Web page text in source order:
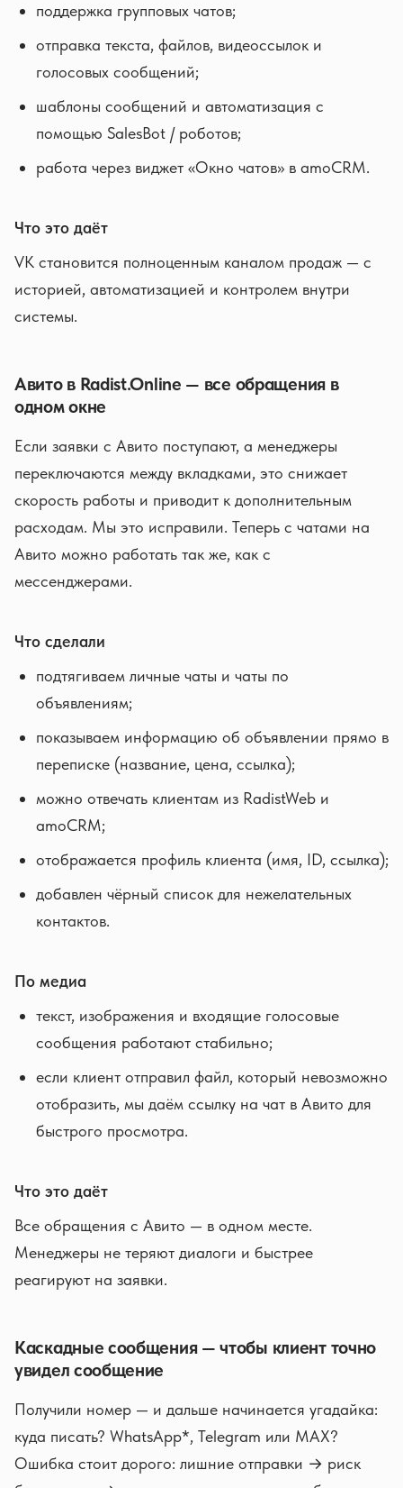
поддержка групповых чатов;
отправка текста, файлов, видеоссылок и
голосовых сообщений;
шаблоны сообщений и автоматизация с
помощью SalesBot / роботов;
работа через виджет «Окно чатов» в amoCRM.
Что это даёт
VK становится полноценным каналом продаж — с
историей, автоматизацией и контролем внутри
системы.
Авито в Radist.Online — все обращения в
одном окне
Если заявки с Авито поступают, а менеджеры
переключаются между вкладками, это снижает
скорость работы и приводит к дополнительным
расходам. Мы это исправили. Теперь с чатами на
Авито можно работать так же, как с
мессенджерами.
Что сделали
подтягиваем личные чаты и чаты по
объявлениям;
показываем информацию об объявлении прямо в
переписке (название, цена, ссылка);
можно отвечать клиентам из RadistWeb и
amoCRM;
отображается профиль клиента (имя, ID, ссылка);
добавлен чёрный список для нежелательных
контактов.
По медиа
текст, изображения и входящие голосовые
сообщения работают стабильно;
если клиент отправил файл, который невозможно
отобразить, мы даём ссылку на чат в Авито для
быстрого просмотра.
Что это даёт
Все обращения с Авито — в одном месте.
Менеджеры не теряют диалоги и быстрее
реагируют на заявки.
Каскадные сообщения — чтобы клиент точно
увидел сообщение
Получили номер — и дальше начинается угадайка:
куда писать? WhatsApp*, Telegram или MAX?
Ошибка стоит дорого: лишние отправки → риск